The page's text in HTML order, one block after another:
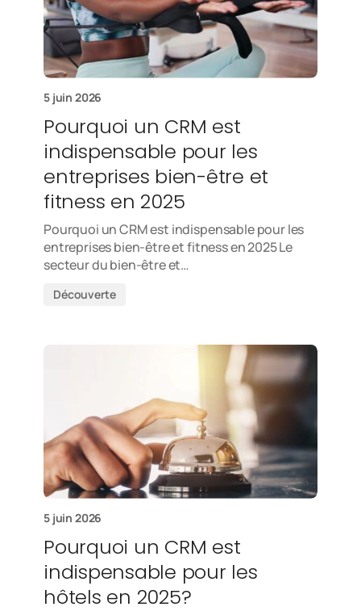
5 juin 2026
Pourquoi un CRM est
indispensable pour les
entreprises bien-être et
fitness en 2025
Pourquoi un CRM est indispensable pour les
entreprises bien-être et fitness en 2025 Le
secteur du bien-être et…
Découverte
5 juin 2026
Pourquoi un CRM est
indispensable pour les
hôtels en 2025?